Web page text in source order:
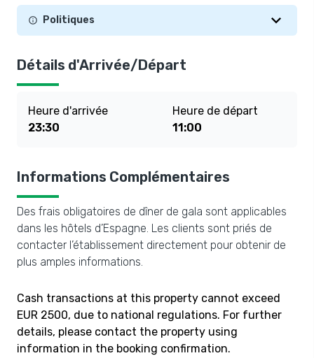
Politiques
Détails d'Arrivée/Départ
Heure d'arrivée
23:30
Heure de départ
11:00
Informations Complémentaires
Des frais obligatoires de dîner de gala sont applicables
dans les hôtels d’Espagne. Les clients sont priés de
contacter l’établissement directement pour obtenir de
plus amples informations.
Cash transactions at this property cannot exceed
EUR 2500, due to national regulations. For further
details, please contact the property using
information in the booking confirmation.